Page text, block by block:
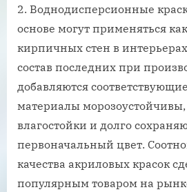
Воднодисперсионные
основе могут применяться
кирпичных стен в
состав последних при
добавляются
материалы
влагостойки и долго
первоначальный цвет.
качества акриловых красок
популярным товаром на